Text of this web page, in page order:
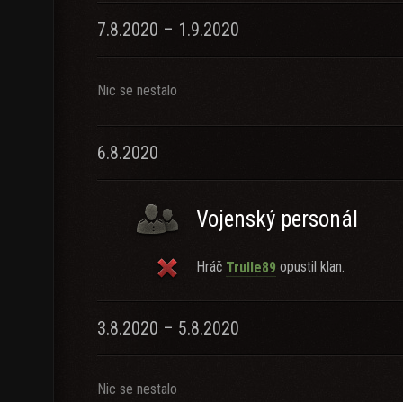
7.8.2020 – 1.9.2020
Nic se nestalo
6.8.2020
Vojenský personál
Hráč Trulle89 opustil klan.
3.8.2020 – 5.8.2020
Nic se nestalo